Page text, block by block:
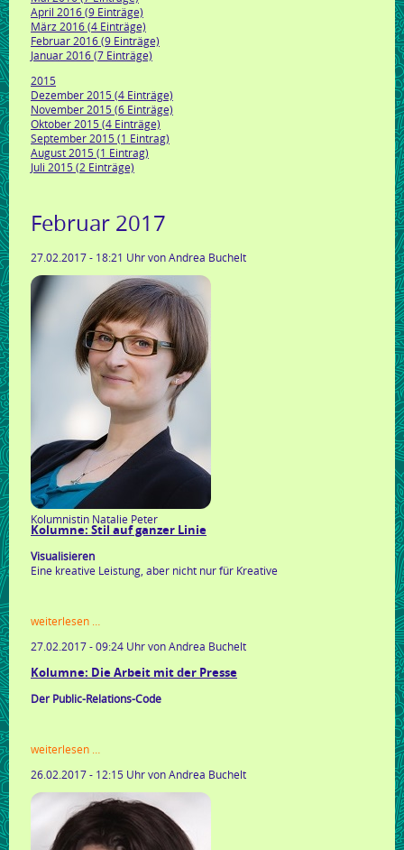
April 2016 (9 Einträge)
März 2016 (4 Einträge)
Februar 2016 (9 Einträge)
Januar 2016 (7 Einträge)
2015
Dezember 2015 (4 Einträge)
November 2015 (6 Einträge)
Oktober 2015 (4 Einträge)
September 2015 (1 Eintrag)
August 2015 (1 Eintrag)
Juli 2015 (2 Einträge)
Februar 2017
27.02.2017 - 18:21 Uhrvon Andrea Buchelt
Kolumnistin Natalie Peter
Kolumne: Stil auf ganzer Linie
Visualisieren
Eine kreative Leistung, aber nicht nur für Kreative
weiterlesen …
auf
linie
27.02.2017 - 09:24 Uhrvon Andrea Buchelt
Kolumne: Die Arbeit mit der Presse
Der Public-Relations-Code
weiterlesen …
arbeit
mit
der
presse
26.02.2017 - 12:15 Uhrvon Andrea Buchelt